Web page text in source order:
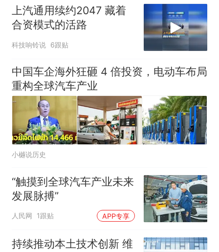
上汽通用续约2047 藏着
合资模式的活路
科技响铃说 6跟贴
中国车企海外狂砸 4 倍投资，电动车布局
重构全球汽车产业
小樾说历史
“触摸到全球汽车产业未来
发展脉搏”
人民网 1跟贴 APP专享
持续推动本土技术创新 维